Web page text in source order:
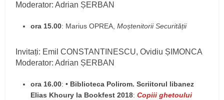
Moderator: Adrian ȘERBAN
ora 15.00: Marius OPREA,Moștenitorii Securității
Invitați: Emil CONSTANTINESCU, Ovidiu ȘIMONCA
Moderator: Adrian ȘERBAN
ora 16.00: • Biblioteca Polirom. Scriitorul libanez
Elias Khoury la Bookfest 2018:Copiii ghetoului